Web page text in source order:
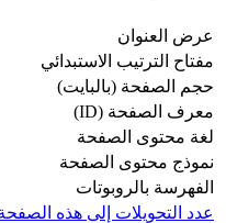
عرض العنوان
مفتاح الترتيب الاستبدائي
حجم الصفحة (بالبايت)
معرف الصفحة (ID)
لغة محتوى الصفحة
نموذج محتوى الصفحة
الفهرسة بالروبوتات
عدد التحويلات إلى هذه